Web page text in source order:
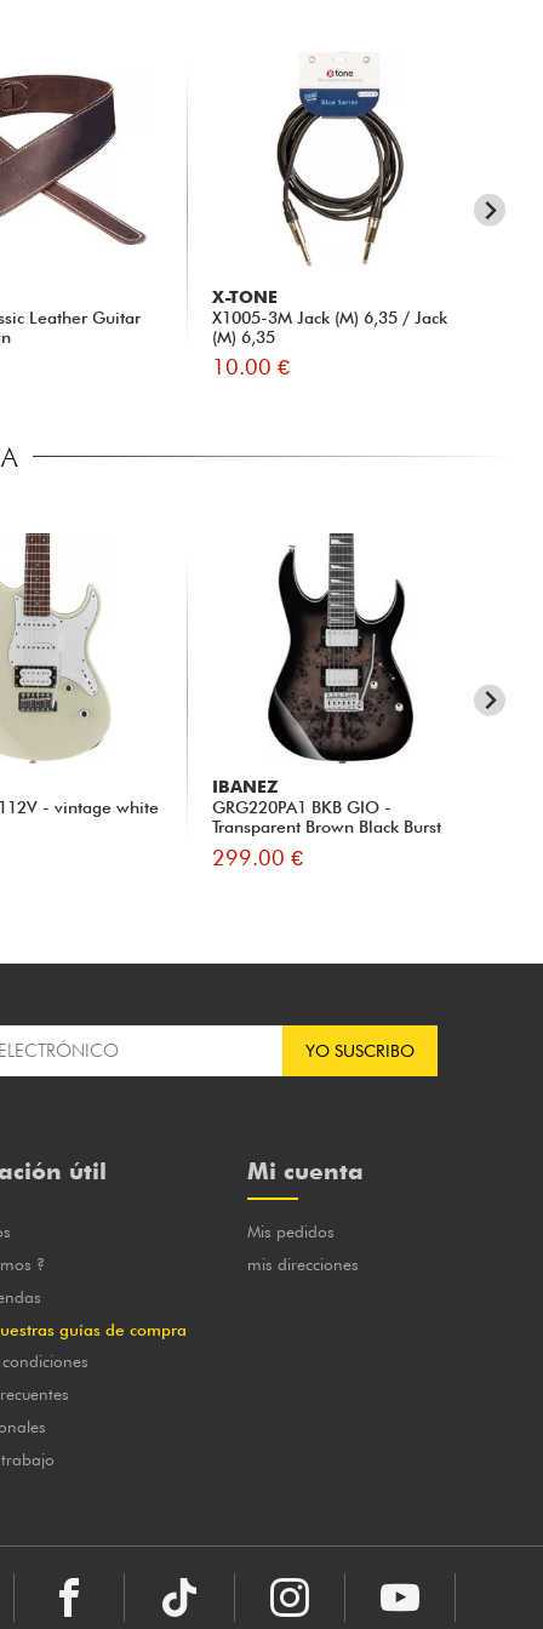
Leather Guitar
X-TONE
X1005-3M Jack (M) 6,35 / Jack
(M) 6,35
10.00 €
- vintage white
IBANEZ
GRG220PA1 BKB GIO -
Transparent Brown Black Burst
299.00 €
YO SUSCRIBO
útil
?
guías de compra
Mi cuenta
Mis pedidos
mis direcciones